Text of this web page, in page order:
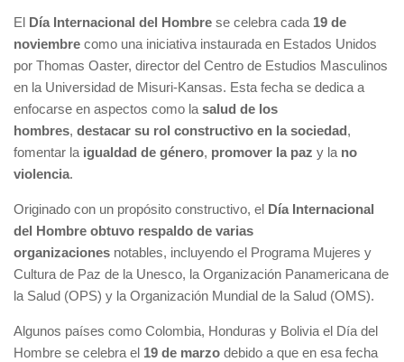
El Día Internacional del Hombre se celebra cada 19 de
noviembre como una iniciativa instaurada en Estados Unidos
por Thomas Oaster, director del Centro de Estudios Masculinos
en la Universidad de Misuri-Kansas. Esta fecha se dedica a
enfocarse en aspectos como la salud de los
hombres, destacar su rol constructivo en la sociedad,
fomentar la igualdad de género, promover la paz y la no
violencia.
Originado con un propósito constructivo, el Día Internacional
del Hombre obtuvo respaldo de varias
organizaciones notables, incluyendo el Programa Mujeres y
Cultura de Paz de la Unesco, la Organización Panamericana de
la Salud (OPS) y la Organización Mundial de la Salud (OMS).
Algunos países como Colombia, Honduras y Bolivia el Día del
Hombre se celebra el 19 de marzo debido a que en esa fecha